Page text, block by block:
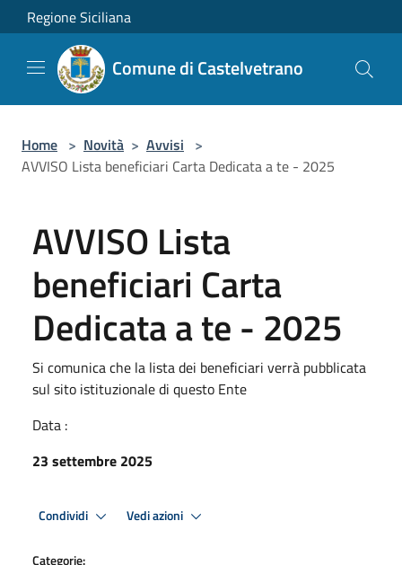
Salta al contenuto principale
Regione Siciliana
Comune di Castelvetrano
Home > Novità > Avvisi >
AVVISO Lista beneficiari Carta Dedicata a te - 2025
AVVISO Lista
beneficiari Carta
Dedicata a te - 2025
Si comunica che la lista dei beneficiari verrà pubblicata
sul sito istituzionale di questo Ente
Data :
23 settembre 2025
Condividi Vedi azioni
Categorie: